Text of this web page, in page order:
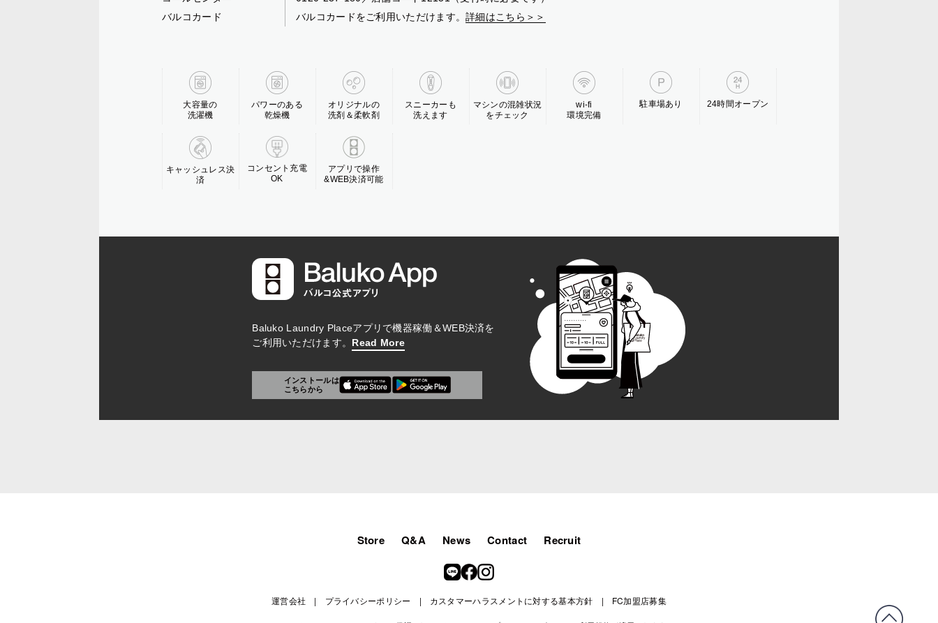
バルコカード
バルコカードをご利用いただけます。詳細はこちら＞＞
大容量の
洗濯機
パワーのある
乾燥機
オリジナルの
洗剤＆柔軟剤
スニーカーも
洗えます
マシンの混雑状況
をチェック
wi-fi
環境完備
駐車場あり 24時間オープン
キャッシュレス決
済
コンセント充電
OK
アプリで操作
&WEB決済可能
Baluko Laundry Placeアプリで機器稼働＆WEB決済を
ご利用いただけます。 Read More
インストールは
こちらから
Store Q&A News Contact Recruit
運営会社 プライバシーポリシー カスタマーハラスメントに対する基本方針 FC加盟店募集